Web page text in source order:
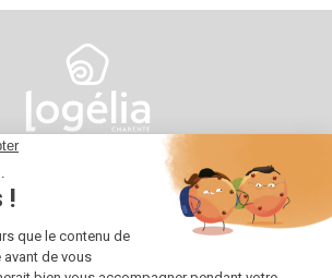
impasse d'Austerlitz
05 45 38 66 00
contact@logelia.fr